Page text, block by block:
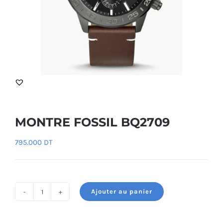
MONTRE FOSSIL BQ2709
795.000 DT
Ajouter au panier